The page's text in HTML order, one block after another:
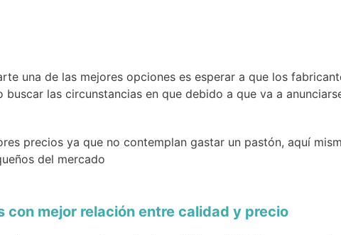
una de las mejores opciones es esperar a que los
las circunstancias en que debido a que va a
precios ya que no contemplan gastar un pastón, aquí
del mercado
mejor relación entre calidad y precio